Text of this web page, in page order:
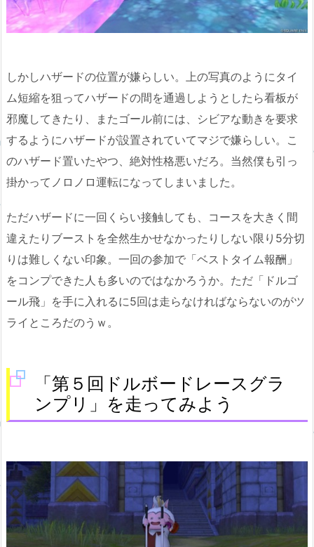
しかしハザードの位置が嫌らしい。上の写真のようにタイ
ム短縮を狙ってハザードの間を通過しようとしたら看板が
邪魔してきたり、またゴール前には、シビアな動きを要求
するようにハザードが設置されていてマジで嫌らしい。こ
のハザード置いたやつ、絶対性格悪いだろ。当然僕も引っ
掛かってノロノロ運転になってしまいました。
ただハザードに一回くらい接触しても、コースを大きく間
違えたりブーストを全然生かせなかったりしない限り5分切
りは難しくない印象。一回の参加で「ベストタイム報酬」
をコンプできた人も多いのではなかろうか。ただ「ドルゴ
ール飛」を手に入れるに5回は走らなければならないのがツ
ライところだのうｗ。
「第５回ドルボードレースグラ
ンプリ」を走ってみよう